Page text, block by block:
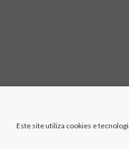
Este site utiliza cookies e